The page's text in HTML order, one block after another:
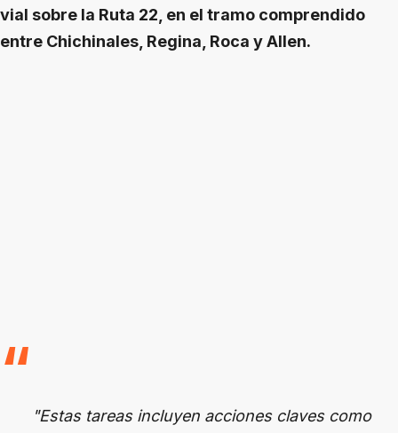
vial sobre la Ruta 22, en el tramo comprendido
entre Chichinales, Regina, Roca y Allen.
"Estas tareas incluyen acciones claves como